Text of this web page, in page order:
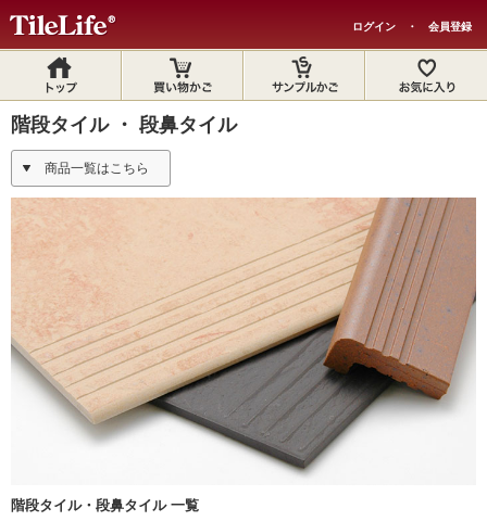
ログイン ・ 会員登録
階段タイル ・ 段鼻タイル
商品一覧はこちら
階段タイル・段鼻タイル 一覧